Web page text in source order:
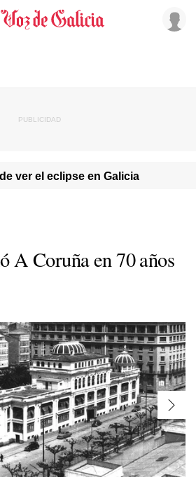
ver el eclipse en Galicia
A Coruña en 70 años